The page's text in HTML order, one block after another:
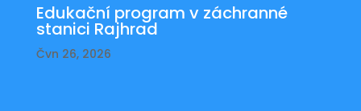
Edukační program v záchranné
stanici Rajhrad
Čvn 26, 2026